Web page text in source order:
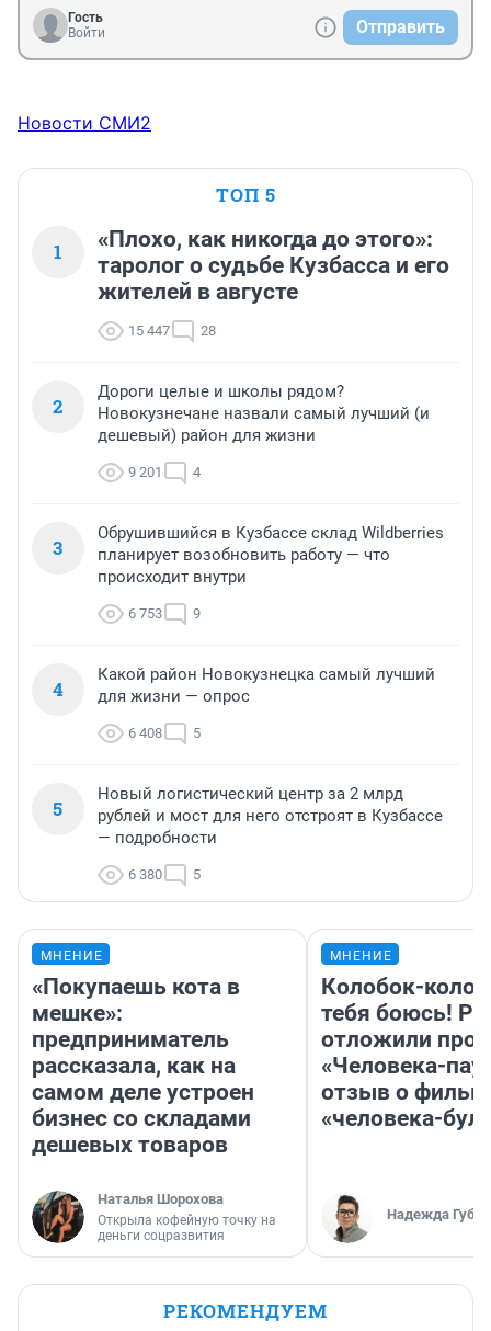
Гость
Войти
Отправить
Новости СМИ2
ТОП 5
1
«Плохо, как никогда до этого»:
таролог о судьбе Кузбасса и его
жителей в августе
15 447 28
2
Дороги целые и школы рядом?
Новокузнечане назвали самый лучший (и
дешевый) район для жизни
9 201 4
3
Обрушившийся в Кузбассе склад Wildberries
планирует возобновить работу — что
происходит внутри
6 753 9
4
Какой район Новокузнецка самый лучший
для жизни — опрос
6 408 5
5
Новый логистический центр за 2 млрд
рублей и мост для него отстроят в Кузбассе
— подробности
6 380 5
МНЕНИЕ
«Покупаешь кота в
мешке»:
предприниматель
рассказала, как на
самом деле устроен
бизнес со складами
дешевых товаров
Наталья Шорохова
Открыла кофейную точку на
деньги соцразвития
МНЕНИЕ
Колобок-
тебя боюсь!
отложили
«Человека-
отзыв о
«человека-
Надежда
РЕКОМЕНДУЕМ